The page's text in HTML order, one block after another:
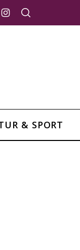
& SPORT